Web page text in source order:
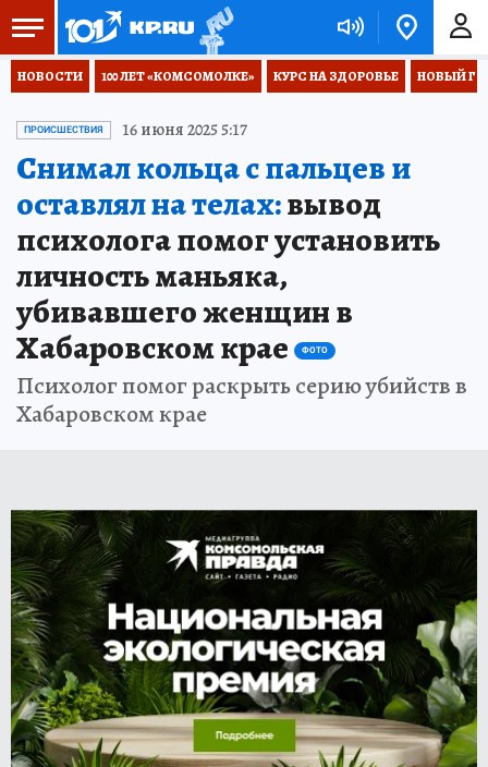
НОВОСТИ 100 ЛЕТ «КОМСОМОЛКЕ» КУРС НА ЗДОРОВЬЕ НОВЫЙ
ПРОИСШЕСТВИЯ 16 июня 2025 5:17
Снимал кольца с пальцев и
оставлял на телах:вывод
психолога помог установить
личность маньяка,
убивавшего женщин в
Хабаровском крае
ФОТО
Психолог помог раскрыть серию убийств в
Хабаровском крае